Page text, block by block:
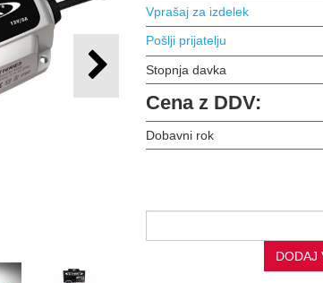
Vprašaj za izdelek
Pošlji prijatelju
Stopnja davka
Cena z DDV:
Dobavni rok
DODAJ